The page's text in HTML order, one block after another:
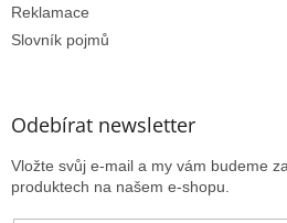
Reklamace
Slovník pojmů
Odebírat newsletter
Vložte svůj e-mail a my vám budeme
produktech na našem e-shopu.